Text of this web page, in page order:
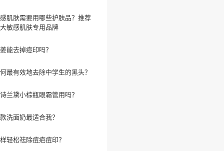
肌肤需要用哪些护肤品？推荐
敏感肌肤专用品牌
能去掉痘印吗？
最有效地去除中学生的黑头？
兰黛小棕瓶眼霜管用吗？
洗面奶最适合我？
轻松祛除痘疤痘印？